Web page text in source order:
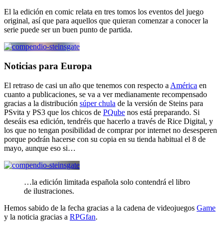
El la edición en comic relata en tres tomos los eventos del juego
original, así que para aquellos que quieran comenzar a conocer la
serie puede ser un buen punto de partida.
Noticias para Europa
El retraso de casi un año que tenemos con respecto a América en
cuanto a publicaciones, se va a ver medianamente recompensado
gracias a la distribución súper chula de la versión de Steins para
PSvita y PS3 que los chicos de PQube nos está preparando. Si
deseáis esa edición, tendréis que hacerlo a través de Rice Digital, y
los que no tengan posibilidad de comprar por internet no desesperen
porque podrán hacerse con su copia en su tienda habitual el 8 de
mayo, aunque eso si…
…la edición limitada española solo contendrá el libro
de ilustraciones.
Hemos sabido de la fecha gracias a la cadena de videojuegos Game
y la noticia gracias a RPGfan.